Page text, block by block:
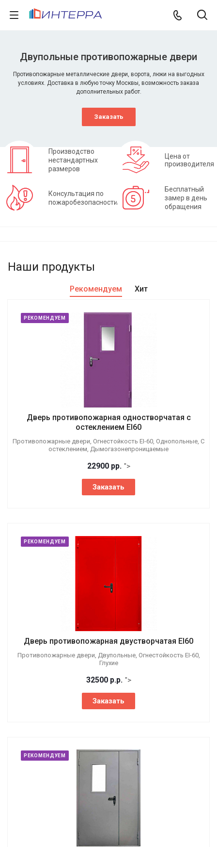
Двупольные противопожарные двери
Противопожарные металлические двери, ворота, люки на выгодных
условиях. Доставка в любую точку Москвы, возможность заказа
дополнительных работ.
Заказать
Производство
нестандартных
размеров
Цена от
производителя
Консультация по
пожаробезопасности
Бесплатный
замер в день
обращения
Наши продукты
Рекомендуем Хит
РЕКОМЕНДУЕМ
Дверь противопожарная одностворчатая с
остеклением EI60
Противопожарные двери, Огнестойкость EI-60, Однопольные, С
остеклением, Дымогазонепроницаемые
22900 рр. ">
Заказать
РЕКОМЕНДУЕМ
Дверь противопожарная двустворчатая EI60
Противопожарные двери, Двупольные, Огнестойкость EI-60,
Глухие
32500 р.р. ">
Заказать
РЕКОМЕНДУЕМ